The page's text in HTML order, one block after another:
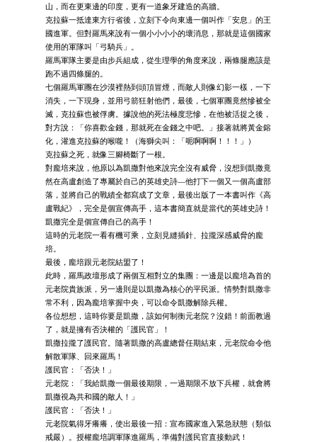
山，而在更東邊的印度，更有一道象牙建造的高牆。
克拉蘇一抵達東方行省後，立刻下令向東邊一個叫作「安息」的王
國進軍。但對羅馬來說有一個小小小小的壞消息，那就是這個國家
使用的軍隊叫「弓騎兵」。
羅馬軍隊主要是由步兵組成，從生理學的角度來說，兩條腿應該是
跑不過四條腿的。
七個羅馬軍團在沙漠裡熱到頭頂冒煙，而敵人則像幻影一樣，一下
消失，一下現身，並用弓箭狂射他們，最後，七個軍團竟然慘被全
滅，克拉蘇也被俘虜。據說他的死法極度悲慘，在他被活捉之後，
對方說：「你喜歡金錢，那就死在金錢之中吧。」接著就將黃金鎔
化，灌進克拉蘇的喉嚨！（海獅尖叫：「呃啊啊啊！！！」）
克拉蘇之死，就像三腳椅斷了一根。
對龐培來說，他原以為凱撒對他來說完全沒有威脅，沒想到凱撒竟
然在高盧創造了專屬於自己的英雄史詩—他打下一個又一個高盧部
落，並將自己的戰績全都寫成了文章，最後出版了一本書叫作《高
盧戰紀》，完全是個宣傳高手，這本書簡直就是當代的英雄史詩！
凱撒完全是個宣傳自己的高手！
這時的元老院一看有機可乘，立刻見縫插針、拉攏深感威脅的龐
培。
最後，龐培跟元老院結盟了！
此時，羅馬政壇形成了兩個互相對立的集團：一邊是以龐培為首的
元老院貴族派，另一邊則是以凱撒為核心的平民派。情勢對凱撒非
常不利，因為龐培掌握中央，可以命令凱撒解除兵權。
各位想想，這時你要是凱撒，該如何制衡元老院？沒錯！前面教過
了，就是擁有否決權的「護民官」！
凱撒拉攏了護民官。隨著凱撒的高盧總督任期結束，元老院命令他
解散軍隊、回來羅馬！
護民官：「否決！」
元老院：「我給凱撒一個最後期限，一過期限不放下兵權，就會將
凱撒視為共和國的敵人！」
護民官：「否決！」
元老院氣得牙癢癢，使出最後一招：宣布國家進入緊急狀態（類似
戒嚴）。授權龐培調軍隊進羅馬，準備對護民官直接動武！